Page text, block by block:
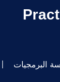
البرمجيات |